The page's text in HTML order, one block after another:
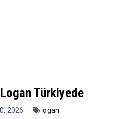
Türkiyede
2026 logan